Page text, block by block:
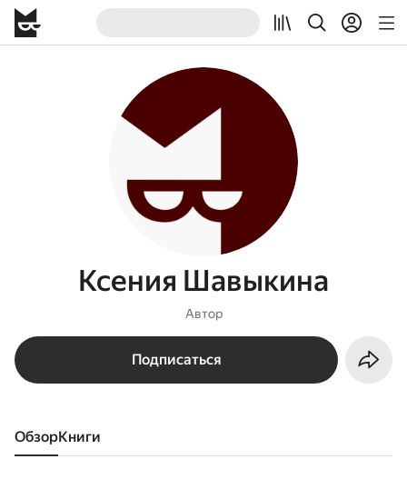
Ксения Шавыкина
Автор
Подписаться
Обзор книги